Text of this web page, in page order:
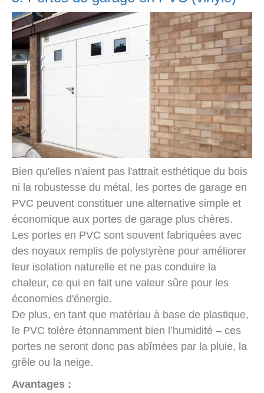
Bien qu'elles n'aient pas l'attrait esthétique du bois
ni la robustesse du métal, les portes de garage en
PVC peuvent constituer une alternative simple et
économique aux portes de garage plus chères.
Les portes en PVC sont souvent fabriquées avec
des noyaux remplis de polystyrène pour améliorer
leur isolation naturelle et ne pas conduire la
chaleur, ce qui en fait une valeur sûre pour les
économies d'énergie.
De plus, en tant que matériau à base de plastique,
le PVC tolère étonnamment bien l’humidité – ces
portes ne seront donc pas abîmées par la pluie, la
grêle ou la neige.
Avantages :